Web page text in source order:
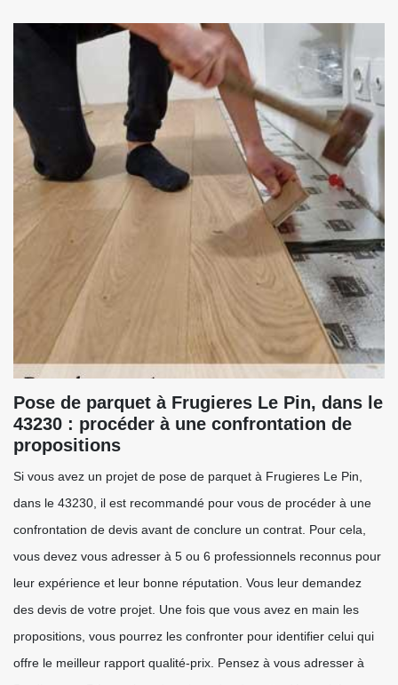
Pose de parquet à Frugieres Le Pin, dans le
43230 : procéder à une confrontation de
propositions
Si vous avez un projet de pose de parquet à Frugieres Le Pin,
dans le 43230, il est recommandé pour vous de procéder à une
confrontation de devis avant de conclure un contrat. Pour cela,
vous devez vous adresser à 5 ou 6 professionnels reconnus pour
leur expérience et leur bonne réputation. Vous leur demandez
des devis de votre projet. Une fois que vous avez en main les
propositions, vous pourrez les confronter pour identifier celui qui
offre le meilleur rapport qualité-prix. Pensez à vous adresser à